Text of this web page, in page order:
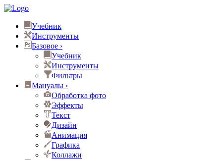
Учебник
Инструменты
Базовое ›
Учебник
Инструменты
Фильтры
Мануалы ›
Обработка фото
Эффекты
Текст
Дизайн
Анимация
Графика
Коллажи